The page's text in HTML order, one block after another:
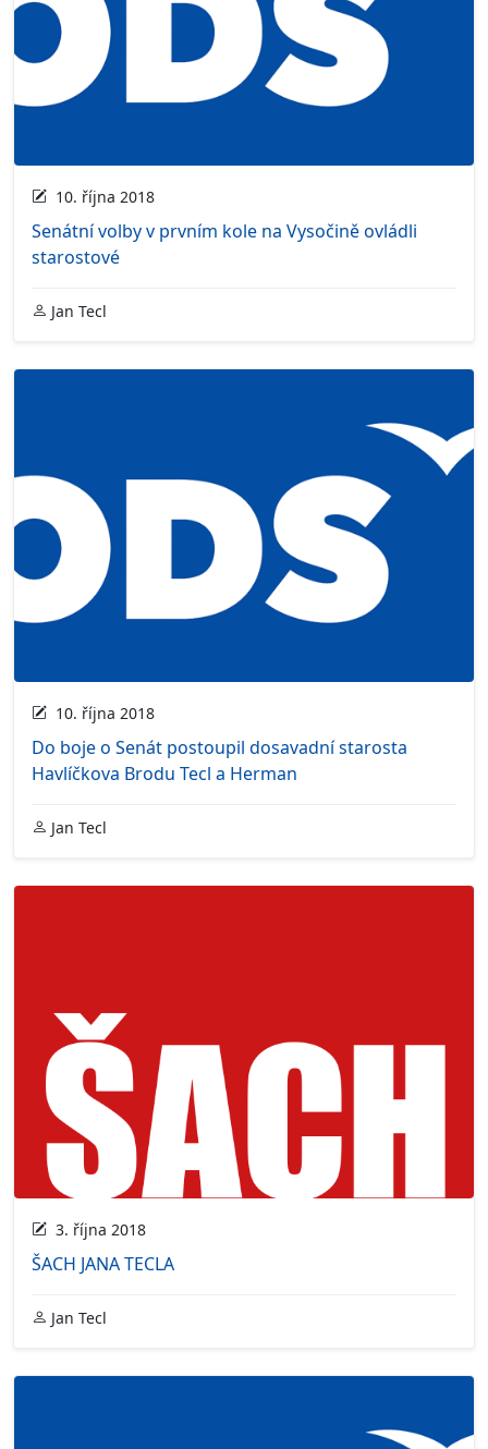
10. října 2018
Senátní volby v prvním kole na Vysočině ovládli
starostové
Jan Tecl
10. října 2018
Do boje o Senát postoupil dosavadní starosta
Havlíčkova Brodu Tecl a Herman
Jan Tecl
3. října 2018
ŠACH JANA TECLA
Jan Tecl